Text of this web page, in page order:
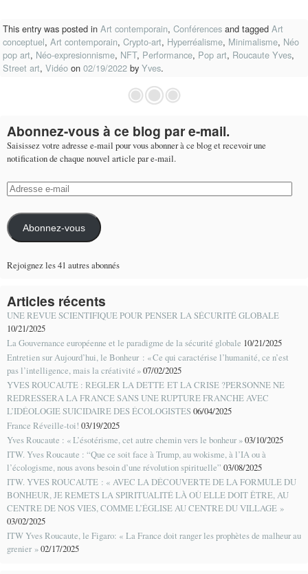
This entry was posted in Art contemporain, Conférences and tagged Art
conceptuel, Art contemporain, Crypto-art, Hyperréalisme, Minimalisme, Néo
pop art, Néo-expresionnisme, NFT, Performance, Pop art, Roucaute Yves,
Street art, Vidéo on 02/19/2022 by Yves.
Abonnez-vous à ce blog par e-mail.
Saisissez votre adresse e-mail pour vous abonner à ce blog et recevoir une
notification de chaque nouvel article par e-mail.
Adresse
e-
mail
Abonnez-vous
Rejoignez les 41 autres abonnés
Articles récents
UNE REVUE SCIENTIFIQUE POUR PENSER LA SÉCURITÉ GLOBALE
10/21/2025
La Gouvernance européenne et le paradigme de la sécurité globale 10/21/2025
Entretien sur Aujourd’hui, le Bonheur : « Ce qui caractérise l’humanité, ce n’est
pas l’intelligence, mais la créativité »07/02/2025
YVES ROUCAUTE : REGLER LA DETTE ET LA CRISE ?PERSONNE NE
REDRESSERA LA FRANCE SANS UNE RUPTURE FRANCHE AVEC
L’IDÉOLOGIE SUICIDAIRE DES ÉCOLOGISTES06/04/2025
France Réveille-toi! 03/19/2025
Yves Roucaute : « L’ésotérisme, cet autre chemin vers le bonheur »03/10/2025
ITW. Yves Roucaute : “Que ce soit face à Trump, au wokisme, à l’IA ou à
l’écologisme, nous avons besoin d’une révolution spirituelle” 03/08/2025
ITW. YVES ROUCAUTE : « AVEC LA DÉCOUVERTE DE LA FORMULE DU
BONHEUR, JE REMETS LA SPIRITUALITÉ LÀ OÙ ELLE DOIT ÊTRE, AU
CENTRE DE NOS VIES, COMME L’ÉGLISE AU CENTRE DU VILLAGE »
03/02/2025
ITW Yves Roucaute, le Figaro: « La France doit ranger les prophètes de malheur au
grenier »02/17/2025